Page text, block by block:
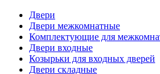
Двери
Двери межкомнатные
Комплектующие для
Двери входные
Козырьки для входных дверей
Двери складные